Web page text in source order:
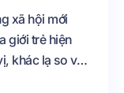
xã hội mới
giới trẻ hiện
khác lạ so với